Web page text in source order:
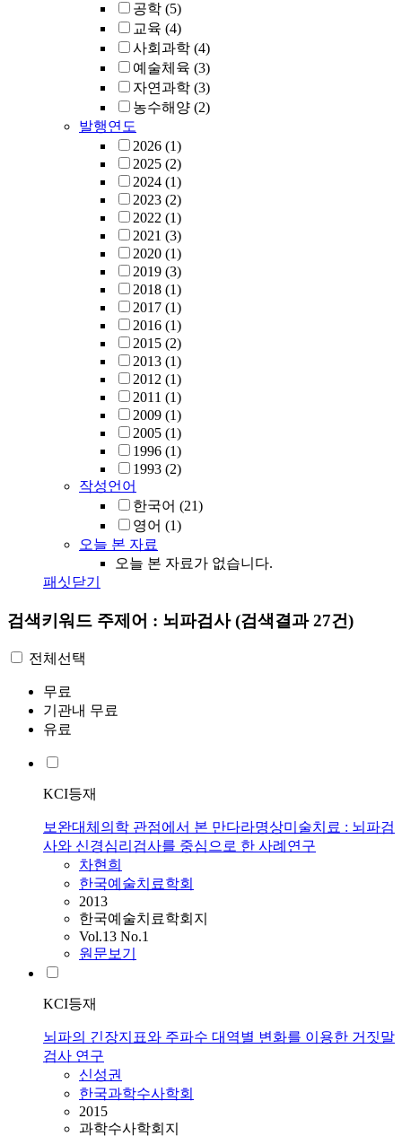
공학 (5)
교육 (4)
사회과학 (4)
예술체육 (3)
자연과학 (3)
농수해양 (2)
발행연도
2026 (1)
2025 (2)
2024 (1)
2023 (2)
2022 (1)
2021 (3)
2020 (1)
2019 (3)
2018 (1)
2017 (1)
2016 (1)
2015 (2)
2013 (1)
2012 (1)
2011 (1)
2009 (1)
2005 (1)
1996 (1)
1993 (2)
작성언어
한국어 (21)
영어 (1)
오늘 본 자료
오늘 본 자료가 없습니다.
패싯닫기
검색키워드 주제어 : 뇌파검사(검색결과 27건)
전체선택
무료
기관내 무료
유료
KCI등재
보완대체의학 관점에서 본 만다라명상미술치료 : 뇌파검
사와 신경심리검사를 중심으로 한 사례연구
차현희
한국예술치료학회
2013
한국예술치료학회지
Vol.13 No.1
원문보기
KCI등재
뇌파의 긴장지표와 주파수 대역별 변화를 이용한 거짓말
검사 연구
신성권
한국과학수사학회
2015
과학수사학회지